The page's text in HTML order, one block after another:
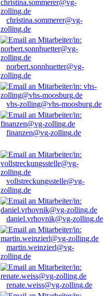
christina.sommerer@vg-
zolling.de
norbert.sonnhuetter@vg-
zolling.de
vhs-zolling@vhs-moosburg.de
finanzen@vg-zolling.de
vollstreckungsstelle@vg-
zolling.de
daniel.vrhovnik@vg-zolling.de
martin.weinzierl@vg-
zolling.de
renate.weiss@vg-zolling.de